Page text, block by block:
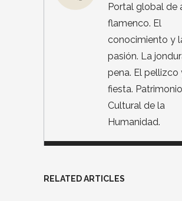
Portal global de
flamenco. El
conocimiento y
pasión. La
pena. El pellizco
fiesta. Patrimonio
Cultural de la
Humanidad.
RELATED ARTICLES